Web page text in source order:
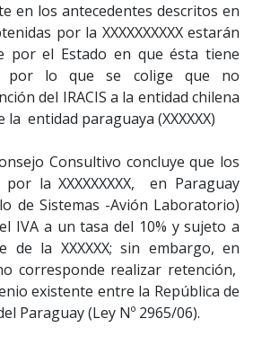
en los antecedentes descritos en
por la XXXXXXXXXX estarán
por el Estado en que ésta tiene
por lo que se colige que no
del IRACIS a la entidad chilena
la entidad paraguaya (XXXXXX)
Consultivo concluye que los
la XXXXXXXXX, en Paraguay
de Sistemas -Avión Laboratorio)
IVA a un tasa del 10% y sujeto a
de la XXXXXX; sin embargo, en
corresponde realizar retención,
existente entre la República de
Paraguay (Ley Nº 2965/06).